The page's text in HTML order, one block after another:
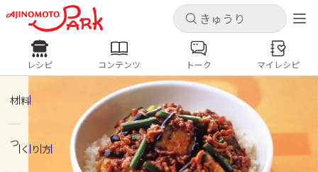
キャンセル
ログインするとレシピを保存できます
ログイン 新規登録
ホーム
キャンセル
レシピ コンテンツ
人気の食材・レシピ
きゅうり なす トマト
とうもろこし
レシピ コンテンツ トーク マイレシピ
材料
つくり方